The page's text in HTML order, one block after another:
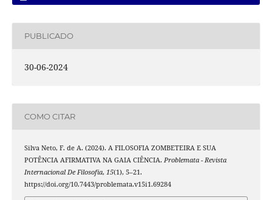
PUBLICADO
30-06-2024
COMO CITAR
Silva Neto, F. de A. (2024). A FILOSOFIA ZOMBETEIRA E SUA
POTÊNCIA AFIRMATIVA NA GAIA CIÊNCIA. Problemata - Revista
Internacional De Filosofia, 15(1), 5–21.
https://doi.org/10.7443/problemata.v15i1.69284